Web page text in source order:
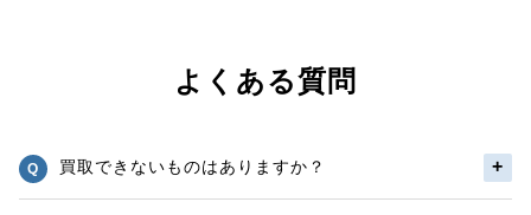
よくある質問
買取できないものはありますか？